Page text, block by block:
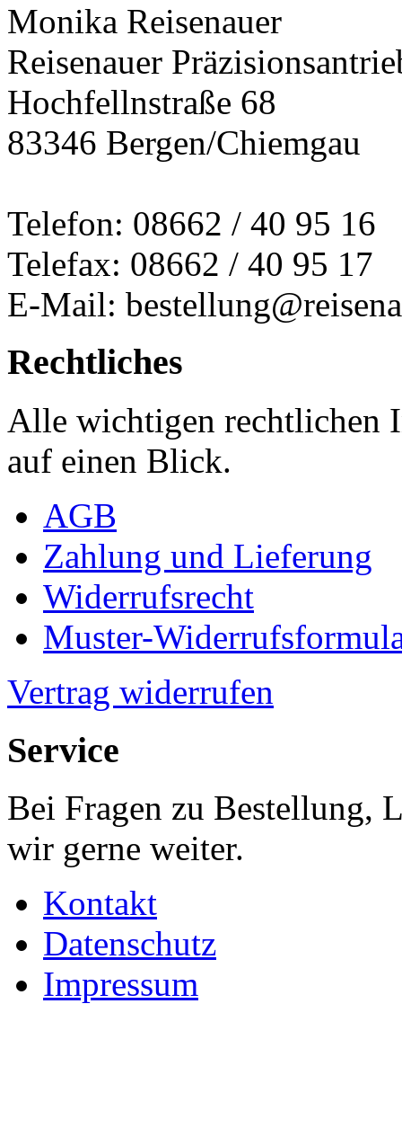
Monika Reisenauer
Reisenauer
Hochfellnstraße 68
83346 Bergen/Chiemgau
Telefon: 08662 / 40 95 16
Telefax: 08662 / 40 95 17
E-Mail:
Rechtliches
Alle wichtigen rechtlichen
auf einen Blick.
AGB
Zahlung und Lieferung
Widerrufsrecht
Muster-
Vertrag widerrufen
Service
Bei Fragen zu Bestellung,
wir gerne weiter.
Kontakt
Datenschutz
Impressum